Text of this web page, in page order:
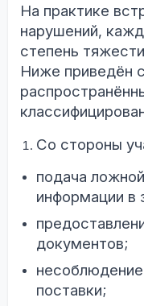
На практике
нарушений,
степень
Ниже приведён
Со стороны
подача
информации в
документов;
поставки;